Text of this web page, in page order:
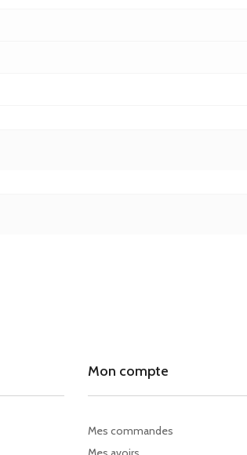
Mon compte
Mes commandes